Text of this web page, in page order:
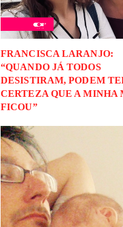
FRANCISCA LARANJO:
“QUANDO JÁ TODOS
DESISTIRAM, PODEM
CERTEZA QUE A MINHA
FICOU”